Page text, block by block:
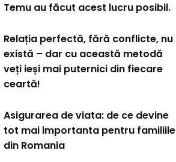
Temu au făcut acest lucru posibil.
Relația perfectă, fără conflicte, nu
există – dar cu această metodă
veți ieși mai puternici din fiecare
ceartă!
Asigurarea de viata: de ce devine
tot mai importanta pentru familiile
din Romania